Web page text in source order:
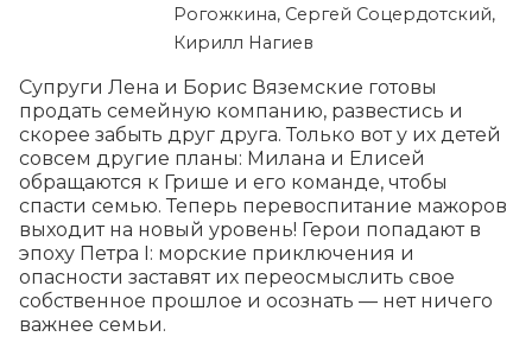
Рогожкина, Сергей Соцердотский,
Кирилл Нагиев
Супруги Лена и Борис Вяземские готовы
продать семейную компанию, развестись и
скорее забыть друг друга. Только вот у их детей
совсем другие планы: Милана и Елисей
обращаются к Грише и его команде, чтобы
спасти семью. Теперь перевоспитание мажоров
выходит на новый уровень! Герои попадают в
эпоху Петра I: морские приключения и
опасности заставят их переосмыслить свое
собственное прошлое и осознать — нет ничего
важнее семьи.